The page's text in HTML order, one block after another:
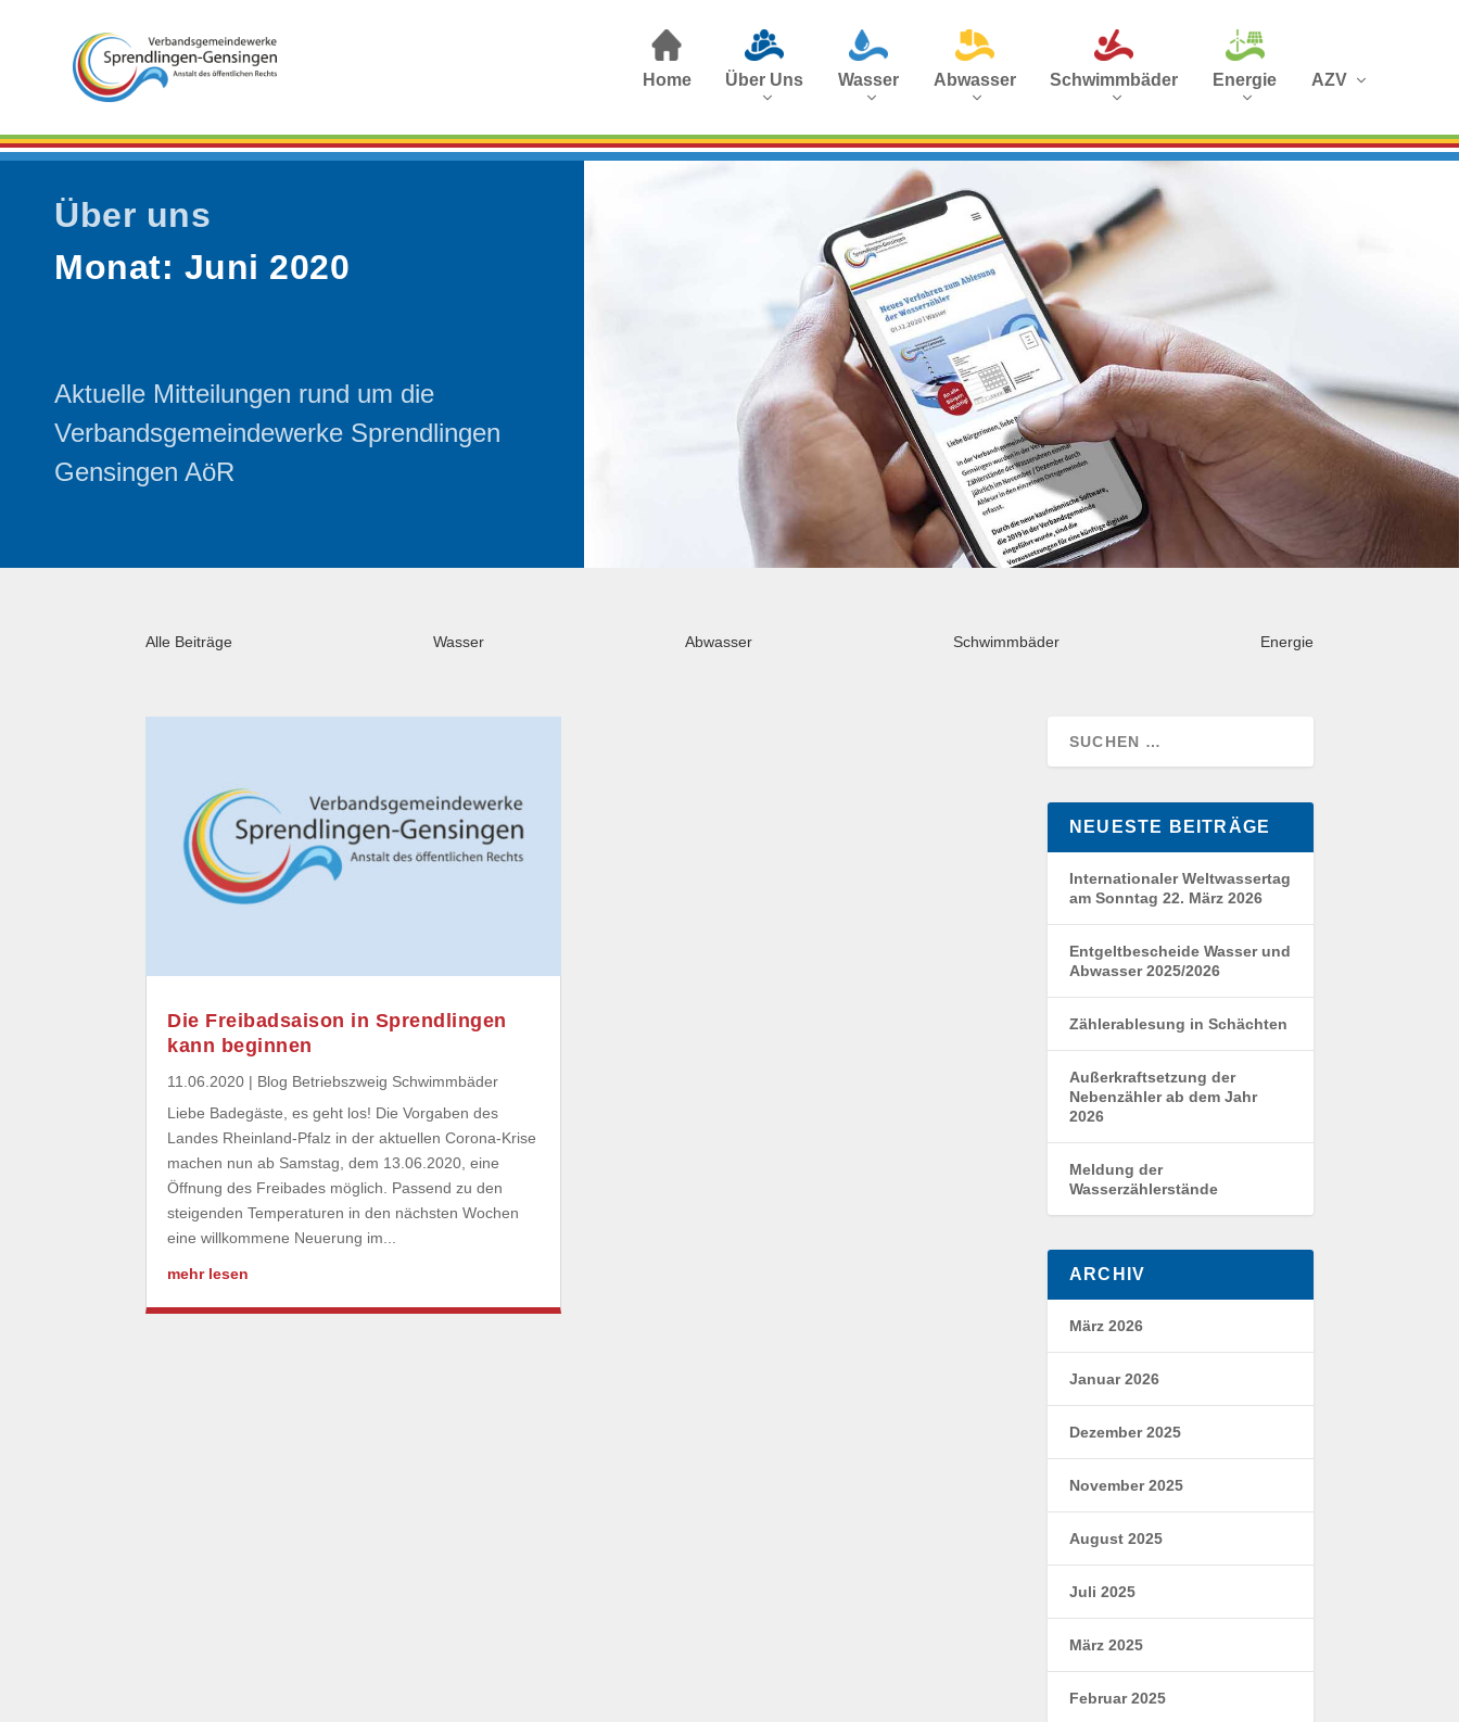
Home Über Uns Wasser Abwasser Schwimmbäder Energie AZV
Über uns
Monat: Juni 2020
Aktuelle Mitteilungen rund um die
Verbandsgemeindewerke Sprendlingen
Gensingen AöR
Alle Beiträge Wasser Abwasser Schwimmbäder Energie
Die Freibadsaison in Sprendlingen
kann beginnen
11.06.2020 | Blog Betriebszweig Schwimmbäder
Liebe Badegäste, es geht los! Die Vorgaben des
Landes Rheinland-Pfalz in der aktuellen Corona-Krise
machen nun ab Samstag, dem 13.06.2020, eine
Öffnung des Freibades möglich. Passend zu den
steigenden Temperaturen in den nächsten Wochen
eine willkommene Neuerung im...
mehr lesen
NEUESTE BEITRÄGE
Internationaler Weltwassertag
am Sonntag 22. März 2026
Entgeltbescheide Wasser und
Abwasser 2025/2026
Zählerablesung in Schächten
Außerkraftsetzung der
Nebenzähler ab dem Jahr
2026
Meldung der
Wasserzählerstände
ARCHIV
März 2026
Januar 2026
Dezember 2025
November 2025
August 2025
Juli 2025
März 2025
Februar 2025